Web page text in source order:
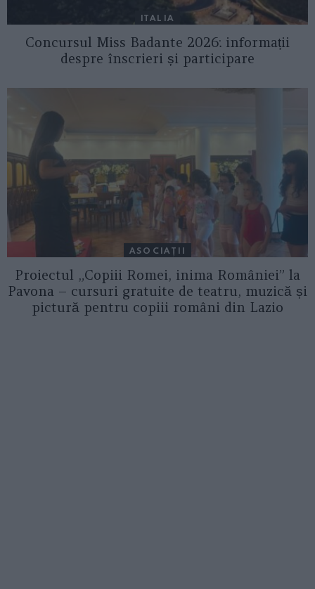
ITALIA
Concursul Miss Badante 2026: informații
despre înscrieri și participare
ASOCIAŢII
Proiectul „Copiii Romei, inima României” la
Pavona – cursuri gratuite de teatru, muzică și
pictură pentru copiii români din Lazio